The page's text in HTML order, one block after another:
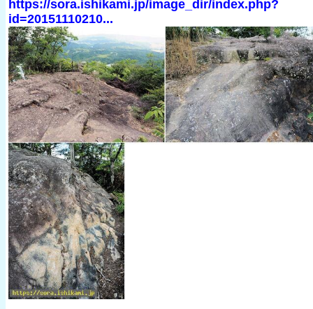
https://sora.ishikami.jp/image_dir/index.php?
id=20151110210...